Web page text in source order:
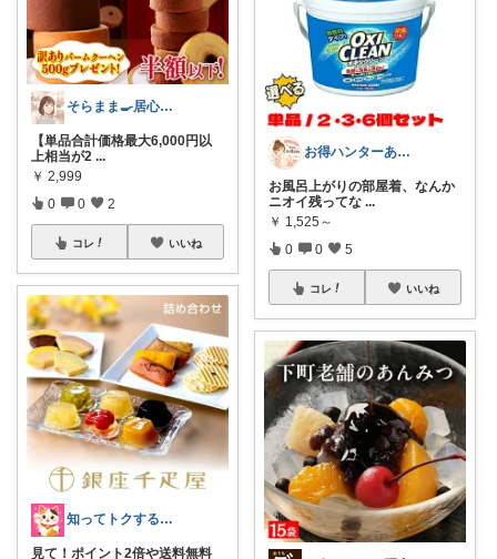
そらまま🍳居心地いいキッチン作り
【単品合計価格最大6,000円以
上相当が2 ...
￥ 2,999
0 0 2
コレ いいね
知ってトクする生活情報_aj
見て！ポイント2倍や送料無料
お得ハンターあや🛒今日もお得日和🛒
お風呂上がりの部屋着、なんか
ニオイ残ってな ...
￥ 1,525～
0 0 5
コレ いいね